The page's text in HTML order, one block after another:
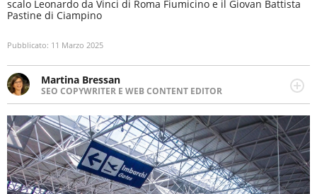
scalo Leonardo da Vinci di Roma Fiumicino e il Giovan Battista
Pastine di Ciampino
Pubblicato: 11 Marzo 2025
Martina Bressan
SEO COPYWRITER E WEB CONTENT EDITOR
Appassionata di viaggi, di trail running e di yoga, ama
scoprire nuovi posti e nuove culture. Curiosa,
determinata e intraprendente adora leggere ma
soprattutto scrivere.